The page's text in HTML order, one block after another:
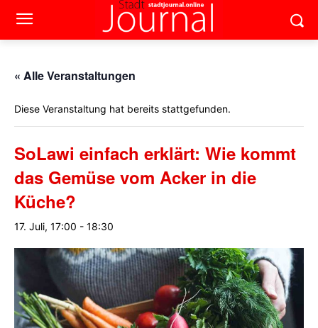
« Alle Veranstaltungen
Diese Veranstaltung hat bereits stattgefunden.
SoLawi einfach erklärt: Wie kommt
das Gemüse vom Acker in die
Küche?
17. Juli, 17:00 - 18:30